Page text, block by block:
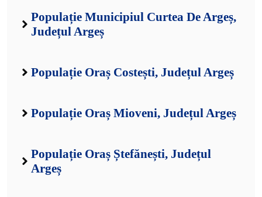
Populație Municipiul Curtea De Argeș,
Județul Argeș
Populație Oraș Costești, Județul Argeș
Populație Oraș Mioveni, Județul Argeș
Populație Oraș Ștefănești, Județul
Argeș